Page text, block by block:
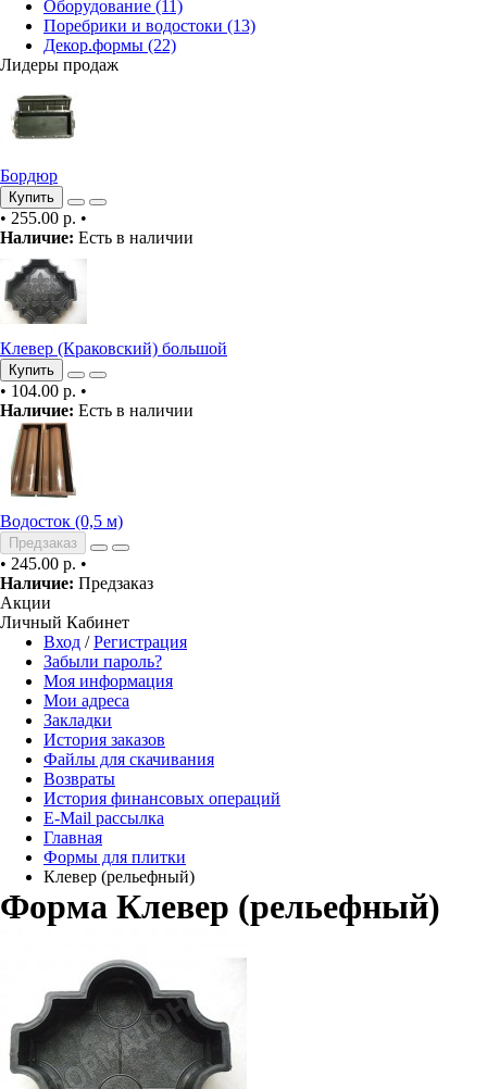
Оборудование (11)
Поребрики и водостоки (13)
Декор.формы (22)
Лидеры продаж
Бордюр
Купить
• 255.00 р. •
Наличие: Есть в наличии
Клевер (Краковский) большой
Купить
• 104.00 р. •
Наличие: Есть в наличии
Водосток (0,5 м)
Предзаказ
• 245.00 р. •
Наличие: Предзаказ
Акции
Личный Кабинет
Вход /Регистрация
Забыли пароль?
Моя информация
Мои адреса
Закладки
История заказов
Файлы для скачивания
Возвраты
История финансовых операций
E-Mail рассылка
Главная
Формы для плитки
Клевер (рельефный)
Форма Клевер (рельефный)